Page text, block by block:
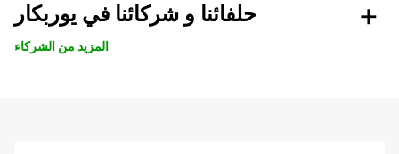
حلفائنا و شركائنا في يوربكار
المزيد من الشركاء